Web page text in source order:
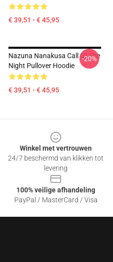
€ 39,51 - € 45,95
Nazuna Nanakusa Call Of The
Night Pullover Hoodie
€ 39,51 - € 45,95
-20%
Winkel met vertrouwen
24/7 beschermd van klikken tot
levering
100% veilige afhandeling
PayPal / MasterCard / Visa